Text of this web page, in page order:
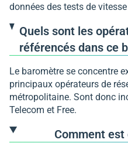
données des tests de
Quels sont les
référencés dans ce
Le baromètre se concentre
principaux opérateurs de
métropolitaine. Sont donc
Telecom et Free.
Comment est